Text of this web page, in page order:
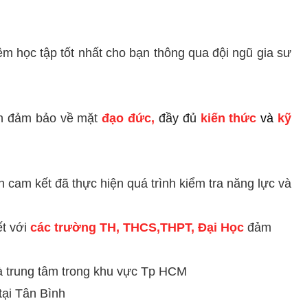
học tập tốt nhất cho bạn thông qua đội ngũ gia sư
đảm bảo về mặtđạo đức, đầy đủ kiến thứcvà kỹ
kết đã thực hiện quá trình kiểm tra năng lực và
với các trường TH, THCS,THPT, Đại Học đảm
tâm trong khu vực Tp HCM
Tân Bình